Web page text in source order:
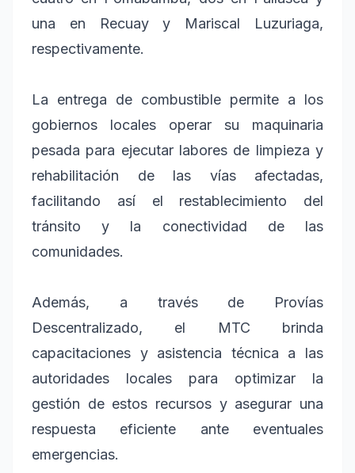
una en Recuay y Mariscal Luzuriaga,
respectivamente.
La entrega de combustible permite a los
gobiernos locales operar su maquinaria
pesada para ejecutar labores de limpieza y
rehabilitación de las vías afectadas,
facilitando así el restablecimiento del
tránsito y la conectividad de las
comunidades.
Además, a través de Provías
Descentralizado, el MTC brinda
capacitaciones y asistencia técnica a las
autoridades locales para optimizar la
gestión de estos recursos y asegurar una
respuesta eficiente ante eventuales
emergencias.